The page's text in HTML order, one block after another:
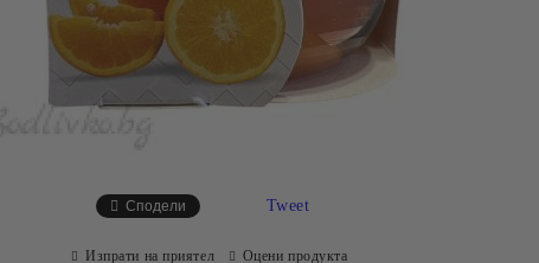
Сподели Tweet
Изпрати на приятел Оцени продукта